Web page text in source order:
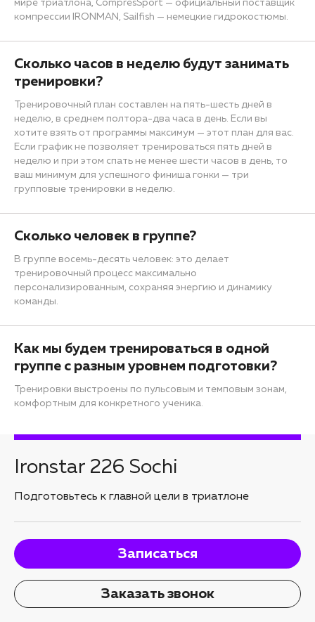
мире триатлона, CompresSport — официальный поставщик
компрессии IRONMAN, Sailfish — немецкие гидрокостюмы.
Сколько часов в неделю будут занимать
тренировки?
Тренировочный план составлен на пять-шесть дней в
неделю, в среднем полтора-два часа в день. Если вы
хотите взять от программы максимум — этот план для вас.
Если график не позволяет тренироваться пять дней в
неделю и при этом спать не менее шести часов в день, то
ваш минимум для успешного финиша гонки — три
групповые тренировки в неделю.
Сколько человек в группе?
В группе восемь-десять человек: это делает
тренировочный процесс максимально
персонализированным, сохраняя энергию и динамику
команды.
Как мы будем тренироваться в одной
группе с разным уровнем подготовки?
Тренировки выстроены по пульсовым и темповым зонам,
комфортным для конкретного ученика.
Ironstar 226 Sochi
Подготовьтесь к главной цели в триатлоне
Записаться
Заказать звонок